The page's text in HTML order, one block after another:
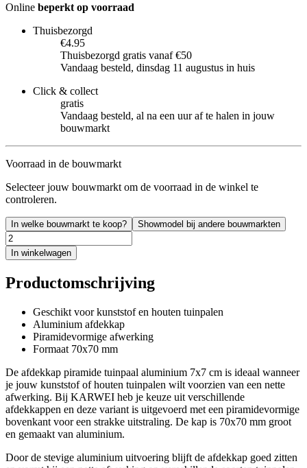
Online beperkt op voorraad
Thuisbezorgd
€4.95
Thuisbezorgd gratis vanaf €50
Vandaag besteld, dinsdag 11 augustus in huis
Click & collect
gratis
Vandaag besteld, al na een uur af te halen in jouw
bouwmarkt
Voorraad in de bouwmarkt
Selecteer jouw bouwmarkt om de voorraad in de winkel te
controleren.
In welke bouwmarkt te koop? Showmodel bij andere bouwmarkten
In winkelwagen
Productomschrijving
Geschikt voor kunststof en houten tuinpalen
Aluminium afdekkap
Piramidevormige afwerking
Formaat 70x70 mm
De afdekkap piramide tuinpaal aluminium 7x7 cm is ideaal wanneer
je jouw kunststof of houten tuinpalen wilt voorzien van een nette
afwerking. Bij KARWEI heb je keuze uit verschillende
afdekkappen en deze variant is uitgevoerd met een piramidevormige
bovenkant voor een strakke uitstraling. De kap is 70x70 mm groot
en gemaakt van aluminium.
Door de stevige aluminium uitvoering blijft de afdekkap goed zitten